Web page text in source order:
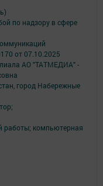
по надзору в сфере
от 07.10.2025
АО "ТАТМЕДИА" -
город Набережные
работы; компьютерная